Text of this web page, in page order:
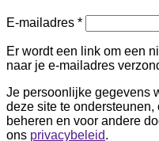
E-mailadres *Vereist
Er wordt een link om een
naar je e-mailadres
Je persoonlijke gegevens
deze site te
beheren en voor andere
ons privacybeleid.